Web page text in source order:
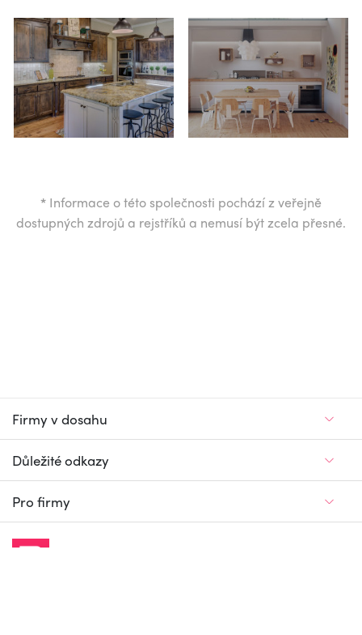
* Informace o této společnosti pochází z veřejně
dostupných zdrojů a rejstříků a nemusí být zcela přesné.
Firmy v dosahu
Důležité odkazy
Pro firmy